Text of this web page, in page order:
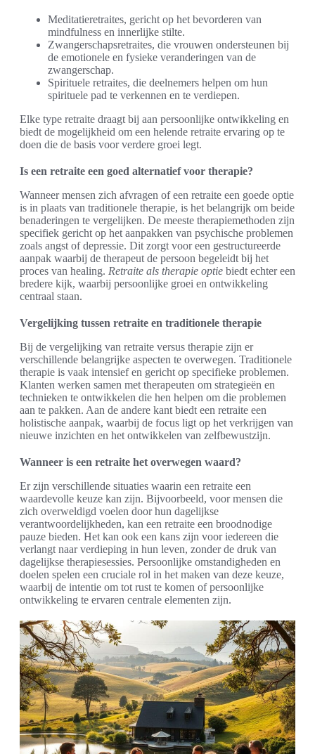
Meditatieretraites, gericht op het bevorderen van
mindfulness en innerlijke stilte.
Zwangerschapsretraites, die vrouwen ondersteunen bij
de emotionele en fysieke veranderingen van de
zwangerschap.
Spirituele retraites, die deelnemers helpen om hun
spirituele pad te verkennen en te verdiepen.
Elke type retraite draagt bij aan persoonlijke ontwikkeling en
biedt de mogelijkheid om een helende retraite ervaring op te
doen die de basis voor verdere groei legt.
Is een retraite een goed alternatief voor therapie?
Wanneer mensen zich afvragen of een retraite een goede optie
is in plaats van traditionele therapie, is het belangrijk om beide
benaderingen te vergelijken. De meeste therapiemethoden zijn
specifiek gericht op het aanpakken van psychische problemen
zoals angst of depressie. Dit zorgt voor een gestructureerde
aanpak waarbij de therapeut de persoon begeleidt bij het
proces van healing. Retraite als therapie optie biedt echter een
bredere kijk, waarbij persoonlijke groei en ontwikkeling
centraal staan.
Vergelijking tussen retraite en traditionele therapie
Bij de vergelijking van retraite versus therapie zijn er
verschillende belangrijke aspecten te overwegen. Traditionele
therapie is vaak intensief en gericht op specifieke problemen.
Klanten werken samen met therapeuten om strategieën en
technieken te ontwikkelen die hen helpen om die problemen
aan te pakken. Aan de andere kant biedt een retraite een
holistische aanpak, waarbij de focus ligt op het verkrijgen van
nieuwe inzichten en het ontwikkelen van zelfbewustzijn.
Wanneer is een retraite het overwegen waard?
Er zijn verschillende situaties waarin een retraite een
waardevolle keuze kan zijn. Bijvoorbeeld, voor mensen die
zich overweldigd voelen door hun dagelijkse
verantwoordelijkheden, kan een retraite een broodnodige
pauze bieden. Het kan ook een kans zijn voor iedereen die
verlangt naar verdieping in hun leven, zonder de druk van
dagelijkse therapiesessies. Persoonlijke omstandigheden en
doelen spelen een cruciale rol in het maken van deze keuze,
waarbij de intentie om tot rust te komen of persoonlijke
ontwikkeling te ervaren centrale elementen zijn.